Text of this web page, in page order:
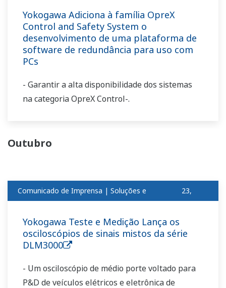
Yokogawa Adiciona à família OpreX
Control and Safety System o
desenvolvimento de uma plataforma de
software de redundância para uso com
PCs
- Garantir a alta disponibilidade dos sistemas
na categoria OpreX Control-.
Outubro
Comunicado de Imprensa | Soluções e 23,
Yokogawa Teste e Medição Lança os
osciloscópios de sinais mistos da série
DLM3000
- Um osciloscópio de médio porte voltado para
P&D de veículos elétricos e eletrônica de